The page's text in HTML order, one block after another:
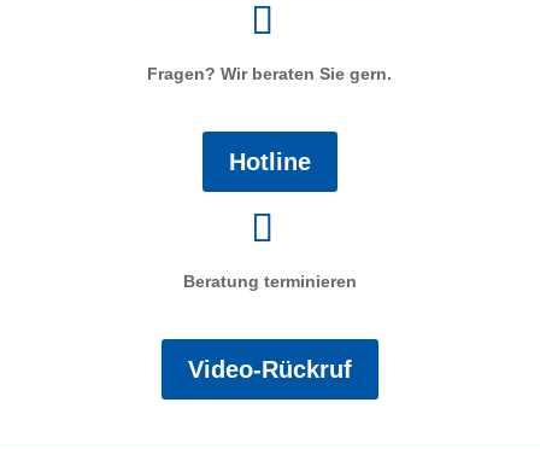
Fragen? Wir beraten Sie gern.
Hotline
Beratung terminieren
Video-Rückruf